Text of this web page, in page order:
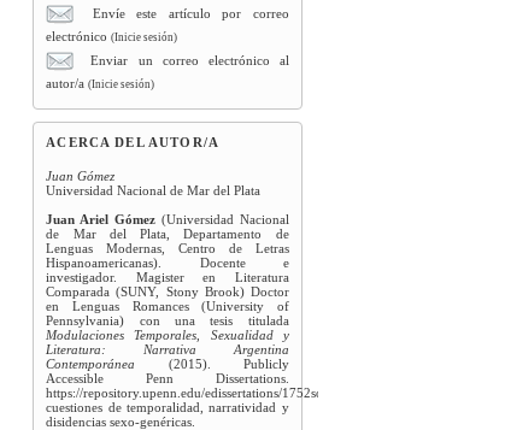
Envíe este artículo por correo
electrónico(Inicie sesión)
Enviar un correo electrónico al
autor/a(Inicie sesión)
ACERCA DEL AUTOR/A
Juan Gómez
Universidad Nacional de Mar del Plata
Juan Ariel Gómez (Universidad Nacional
de Mar del Plata, Departamento de
Lenguas Modernas, Centro de Letras
Hispanoamericanas). Docente e
investigador. Magister en Literatura
Comparada (SUNY, Stony Brook) Doctor
en Lenguas Romances (University of
Pennsylvania) con una tesis titulada
Modulaciones Temporales, Sexualidad y
Literatura: Narrativa Argentina
Contemporánea
(2015). Publicly
Accessible Penn Dissertations.
https://repository.upenn.edu/edissertations/1752sobre
cuestiones de temporalidad, narratividad y
disidencias sexo-genéricas.